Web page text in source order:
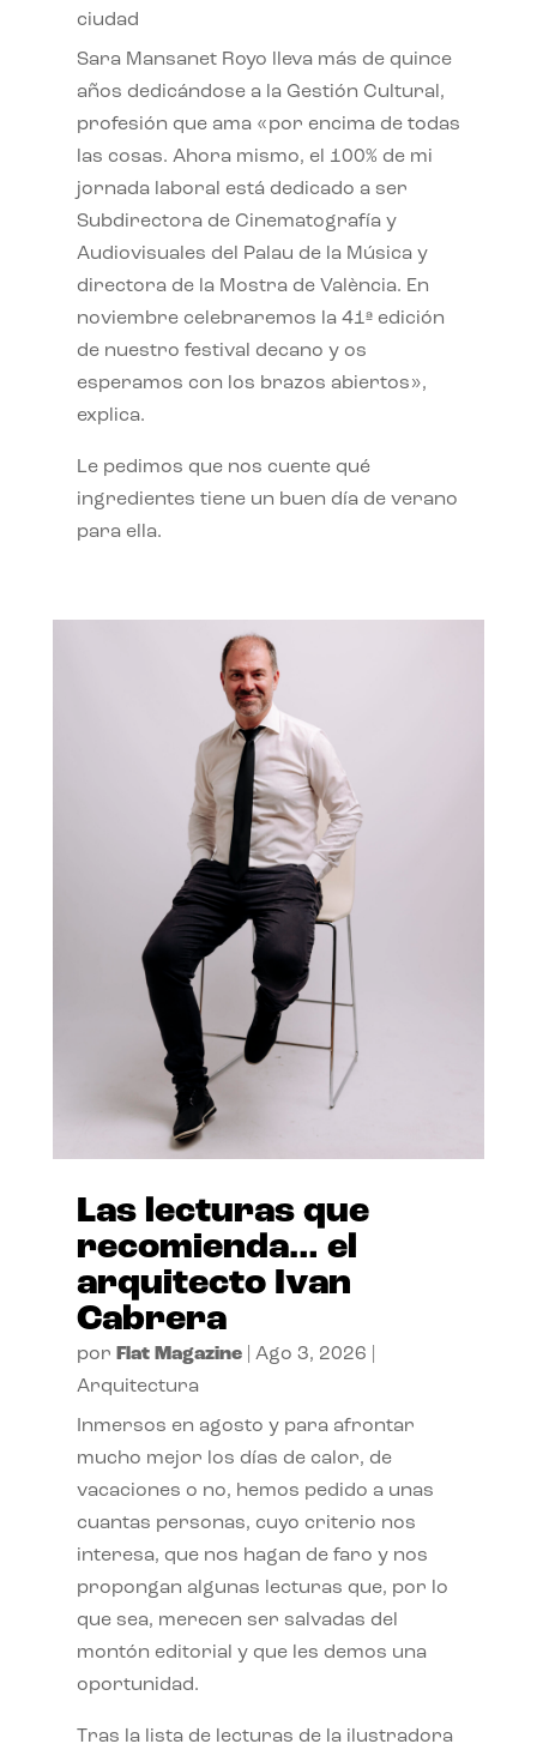
ciudad
Sara Mansanet Royo lleva más de quince
años dedicándose a la Gestión Cultural,
profesión que ama «por encima de todas
las cosas. Ahora mismo, el 100% de mi
jornada laboral está dedicado a ser
Subdirectora de Cinematografía y
Audiovisuales del Palau de la Música y
directora de la Mostra de València. En
noviembre celebraremos la 41ª edición
de nuestro festival decano y os
esperamos con los brazos abiertos»,
explica.
Le pedimos que nos cuente qué
ingredientes tiene un buen día de verano
para ella.
Las lecturas que
recomienda… el
arquitecto Ivan
Cabrera
por Flat Magazine| Ago 3, 2026
Arquitectura
Inmersos en agosto y para afrontar
mucho mejor los días de calor, de
vacaciones o no, hemos pedido a unas
cuantas personas, cuyo criterio nos
interesa, que nos hagan de faro y nos
propongan algunas lecturas que, por lo
que sea, merecen ser salvadas del
montón editorial y que les demos una
oportunidad.
Tras la lista de lecturas de la ilustradora